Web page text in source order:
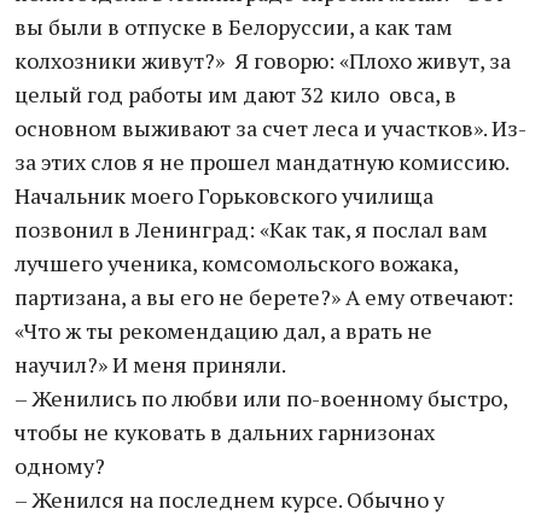
вы были в отпуске в Белоруссии, а как там
колхозники живут?» Я говорю: «Плохо живут, за
целый год работы им дают 32 кило овса, в
основном выживают за счет леса и участков». Из-
за этих слов я не прошел мандатную комиссию.
Начальник моего Горьковского училища
позвонил в Ленинград: «Как так, я послал вам
лучшего ученика, комсомольского вожака,
партизана, а вы его не берете?» А ему отвечают:
«Что ж ты рекомендацию дал, а врать не
научил?» И меня приняли.
– Женились по любви или по-военному быстро,
чтобы не куковать в дальних гарнизонах
одному?
– Женился на последнем курсе. Обычно у